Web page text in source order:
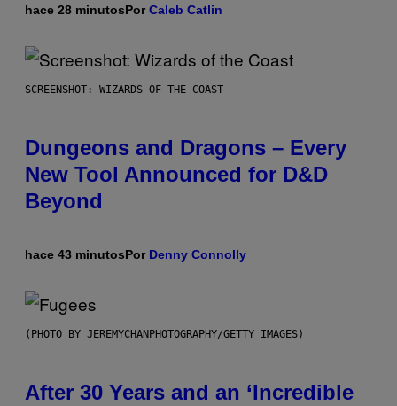
hace 28 minutosPorCaleb Catlin
SCREENSHOT: WIZARDS OF THE COAST
Dungeons and Dragons – Every
New Tool Announced for D&D
Beyond
hace 43 minutosPor Denny Connolly
(PHOTO BY JEREMYCHANPHOTOGRAPHY/GETTY IMAGES)
After 30 Years and an ‘Incredible